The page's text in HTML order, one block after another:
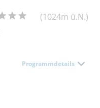
(1024m ü.N.)
Programmdetails